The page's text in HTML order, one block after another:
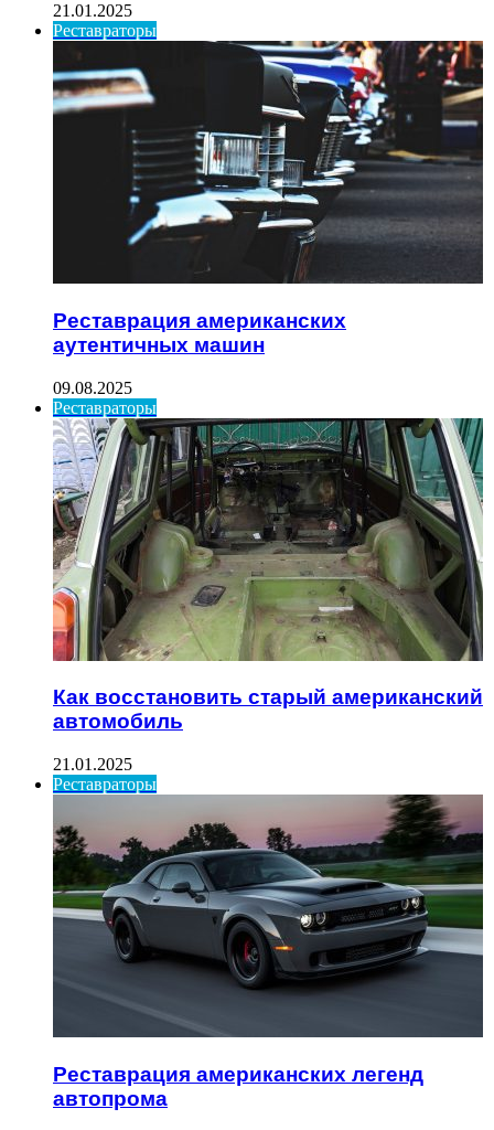
21.01.2025
Реставраторы
Реставрация американских
аутентичных машин
09.08.2025
Реставраторы
Как восстановить старый американский
автомобиль
21.01.2025
Реставраторы
Реставрация американских легенд
автопрома